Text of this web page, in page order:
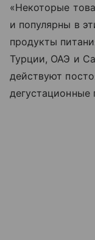
«Некоторые
и популярны в
продукты
Турции, ОАЭ и
действуют